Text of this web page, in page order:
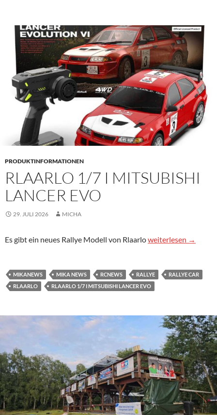
PRODUKTINFORMATIONEN
RLAARLO 1/7 I MITSUBISHI
LANCER EVO
29. JULI 2026 MICHA
Es gibt ein neues Rallye Modell von RlaarloRlaarlo 1/7 I
weiterlesen →
MIKANEWS MIKA NEWS RCNEWS RALLYE
RALLYE CAR
RLAARLO
RLAARLO 1/7 I MITSUBISHI LANCER EVO